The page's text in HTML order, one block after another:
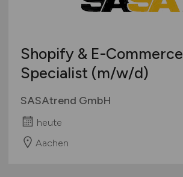
Shopify & E-Commerce
Specialist (m/w/d)
SASAtrend GmbH
heute
Aachen